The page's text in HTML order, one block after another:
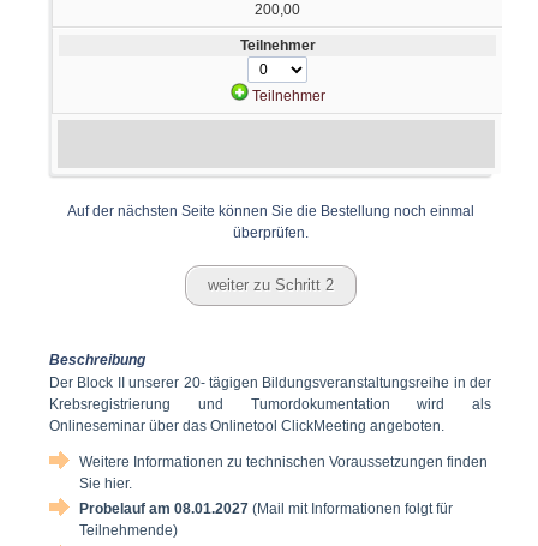
200,00
Teilnehmer
Auf der nächsten Seite können Sie die Bestellung noch einmal
überprüfen.
Beschreibung
Der Block II unserer 20- tägigen Bildungsveranstaltungsreihe in der
Krebsregistrierung und Tumordokumentation wird als
Onlineseminar über das Onlinetool ClickMeeting angeboten.
Weitere Informationen zu technischen Voraussetzungen finden
Sie hier.
Probelauf am 08.01.2027 (Mail mit Informationen folgt für
Teilnehmende)